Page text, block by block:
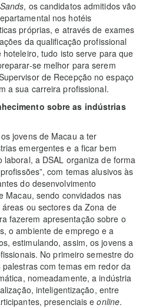
, os candidatos admitidos vão
nos hotéis
próprias, e através de exames
da qualificação profissional
tudo isto serve para que
se melhor para serem
de Recepção no espaço
a sua carreira profissional.
sobre as indústrias
jovens de Macau a ter
emergentes e a ficar bem
a DSAL organiza de forma
com temas alusivos às
do desenvolvimento
Macau, sendo convidados nas
ou sectores da Zona de
fazerem apresentação sobre o
o ambiente de emprego e a
estimulando, assim, os jovens a
No primeiro semestre do
com temas em redor da
nomeadamente, a indústria
inteligentização, entre
presenciais eonline.